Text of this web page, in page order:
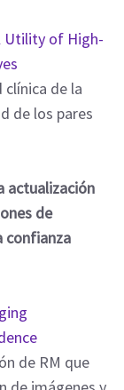
Utility of High-
clínica de la
de los pares
actualización
de
confianza
de RM que